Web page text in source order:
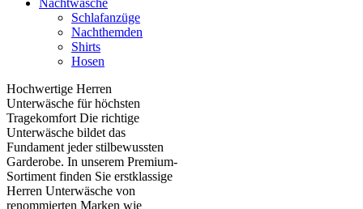
Nachtwäsche
Schlafanzüge
Nachthemden
Shirts
Hosen
Hochwertige Herren
Unterwäsche für höchsten
Tragekomfort Die richtige
Unterwäsche bildet das
Fundament jeder stilbewussten
Garderobe. In unserem Premium-
Sortiment finden Sie erstklassige
Herren Unterwäsche von
renommierten Marken wie